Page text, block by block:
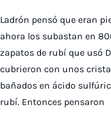
las
Humanidades
Ladrón pensó que eran
ahora los subastan en
zapatos de rubí que usó
cubrieron con unos
bañados en ácido
rubí. Entonces pensaron